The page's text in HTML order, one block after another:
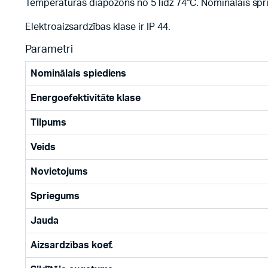
Temperatūras diapozons no 5 līdz 74°C. Nominālais
Elektroaizsardzības klase ir IP 44.
Parametri
Nominālais spiediens
Energoefektivitāte klase
Tilpums
Veids
Novietojums
Spriegums
Jauda
Aizsardzības koef.